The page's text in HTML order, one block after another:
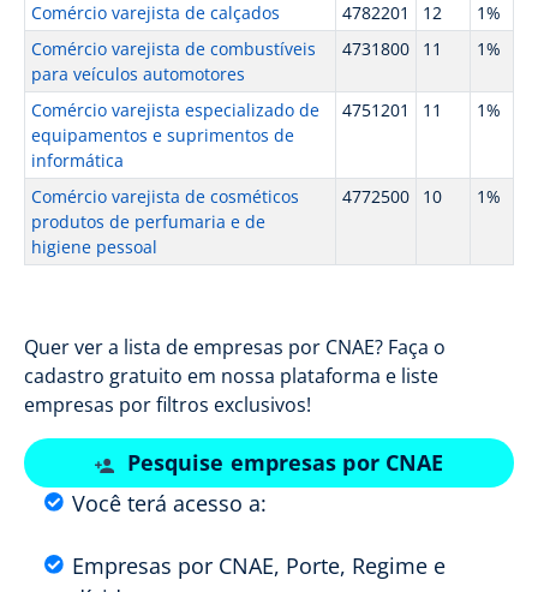
Comércio varejista de calçados
4782201 12
1%
Comércio varejista de combustíveis
para veículos automotores
4731800 11 1%
Comércio varejista especializado de
equipamentos e suprimentos de
informática
4751201 11 1%
Comércio varejista de cosméticos
produtos de perfumaria e de
higiene pessoal
4772500 10 1%
Quer ver a lista de empresas por CNAE? Faça o
cadastro gratuito em nossa plataforma e liste
empresas por filtros exclusivos!
Pesquise empresas por CNAE
Você terá acesso a:
Empresas por CNAE, Porte, Regime e